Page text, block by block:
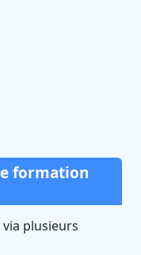
formation
plusieurs